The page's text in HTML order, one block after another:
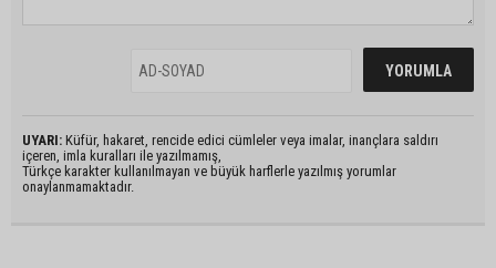
UYARI: Küfür, hakaret, rencide edici cümleler veya imalar, inançlara saldırı
içeren, imla kuralları ile yazılmamış,
Türkçe karakter kullanılmayan ve büyük harflerle yazılmış yorumlar
onaylanmamaktadır.